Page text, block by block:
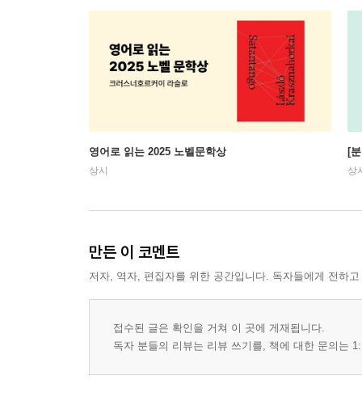
영어로 읽는 2025 노벨문학상
상시
[
상
만든 이 코멘트
저자, 역자, 편집자를 위한 공간입니다. 독자들에게 전하
접수된 글은 확인을 거쳐 이 곳에 게재됩니다.
독자 분들의 리뷰는 리뷰 쓰기를, 책에 대한 문의는